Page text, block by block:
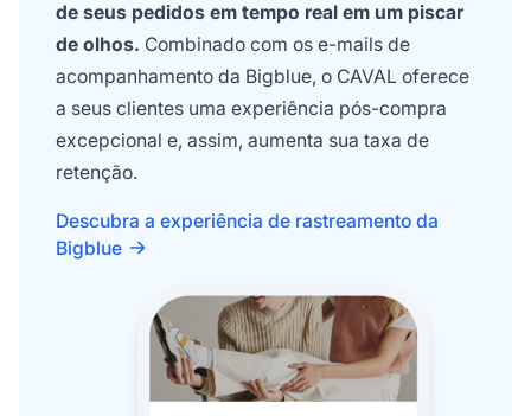
de seus pedidos em tempo real em um piscar
de olhos. Combinado com os e-mails de
acompanhamento da Bigblue, o CAVAL oferece
a seus clientes uma experiência pós-compra
excepcional e, assim, aumenta sua taxa de
retenção.
Descubra a experiência de rastreamento da
Bigblue